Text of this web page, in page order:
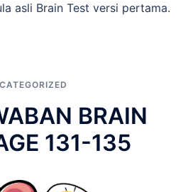
asli Brain Test versi pertama.
BRAIN
131-135